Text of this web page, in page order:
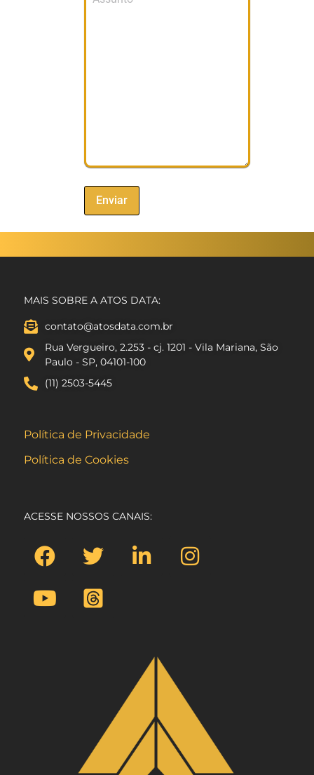
MAIS SOBRE A ATOS DATA:
contato@atosdata.com.br
Rua Vergueiro, 2.253 - cj. 1201 - Vila Mariana, São
Paulo - SP, 04101-100
(11) 2503-5445
Política de Privacidade
Política de Cookies
ACESSE NOSSOS CANAIS: